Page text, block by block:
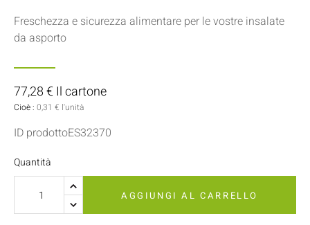
Freschezza e sicurezza alimentare per le vostre insalate
da asporto
77,28 € Il cartone
Cioè : 0,31 € l'unità
ID prodottoES32370
Quantità
AGGIUNGI AL CARRELLO